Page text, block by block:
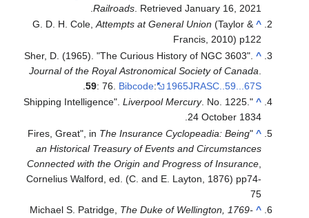
Railroads . RetrievedJanuary 16, 2021
.
^
G. D. H. Cole,Attempts at General Union (Taylor &
Francis, 2010) p122
^
Sher, D. (1965). "The Curious History of NGC 3603".
Journal of the Royal Astronomical Society of Canada
59: 76. Bibcode: 1965JRASC..59...67S
.
^
"Shipping Intelligence".
Liverpool Mercury. No. 1225.
24 October 1834.
^
"Fires, Great", in
The Insurance Cyclopeadia: Being
an Historical Treasury of Events and Circumstances
Connected with the Origin and Progress of Insurance
Cornelius Walford, ed. (C. and E. Layton, 1876) pp74-
75
^
Michael S. Patridge, The Duke of Wellington, 1769-